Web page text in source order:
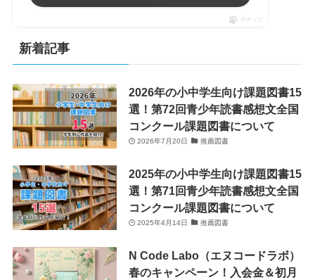
ポチップ
新着記事
2026年の小中学生向け課題図書15
選！第72回青少年読書感想文全国
コンクール課題図書について
2026年7月20日 推薦図書
2025年の小中学生向け課題図書15
選！第71回青少年読書感想文全国
コンクール課題図書について
2025年4月14日 推薦図書
N Code Labo（エヌコードラボ）
春のキャンペーン！入会金＆初月